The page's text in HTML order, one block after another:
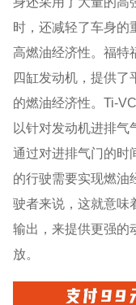
时，还减轻了车身的
高燃油经济性。福特
四缸发动机，提供了
的燃油经济性。Ti-
以针对发动机进排气
通过对进排气门的时
的行驶需要实现燃油
驶者来说，这就意味
输出，来提供更强的
放。